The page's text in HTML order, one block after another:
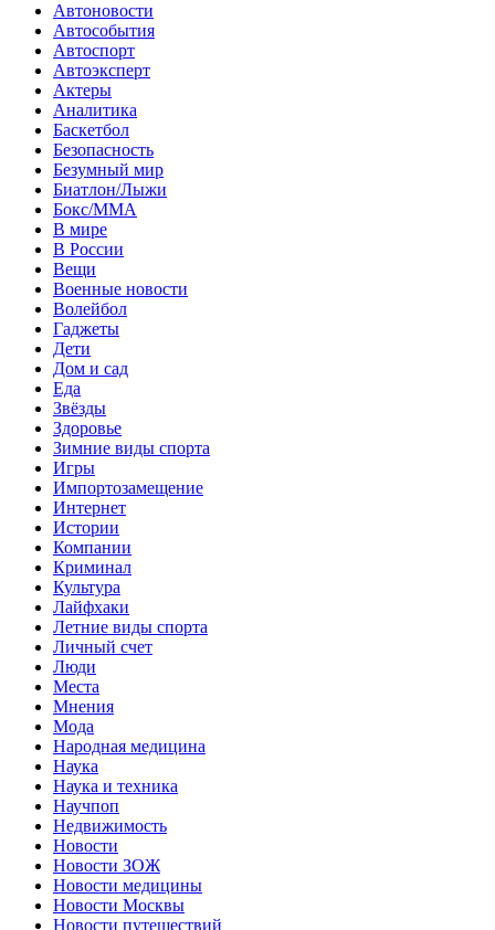
Автоновости
Автособытия
Автоспорт
Автоэксперт
Актеры
Аналитика
Баскетбол
Безопасность
Безумный мир
Биатлон/Лыжи
Бокс/MMA
В мире
В России
Вещи
Военные новости
Волейбол
Гаджеты
Дети
Дом и сад
Еда
Звёзды
Здоровье
Зимние виды спорта
Игры
Импортозамещение
Интернет
Истории
Компании
Криминал
Культура
Лайфхаки
Летние виды спорта
Личный счет
Люди
Места
Мнения
Мода
Народная медицина
Наука
Наука и техника
Научпоп
Недвижимость
Новости
Новости ЗОЖ
Новости медицины
Новости Москвы
Новости путешествий